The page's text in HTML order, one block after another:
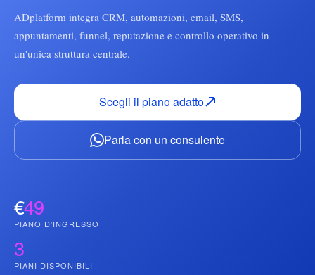
ADplatform integra CRM, automazioni, email, SMS,
appuntamenti, funnel, reputazione e controllo operativo in
un'unica struttura centrale.
Scegli il piano adatto
Parla con un consulente
€49
PIANO D'INGRESSO
3
PIANI DISPONIBILI